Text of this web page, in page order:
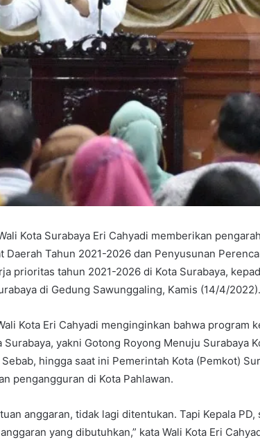
Kota Surabaya Eri Cahyadi memberikan
Daerah Tahun 2021-2026 dan Penyusunan
prioritas tahun 2021-2026 di Kota Surabaya,
di Gedung Sawunggaling, Kamis (14/4/2022).
Kota Eri Cahyadi menginginkan bahwa program
yakni Gotong Royong Menuju Surabaya
hingga saat ini Pemerintah Kota (Pemkot)
pengangguran di Kota Pahlawan.
anggaran, tidak lagi ditentukan. Tapi Kepala
yang dibutuhkan,” kata Wali Kota Eri